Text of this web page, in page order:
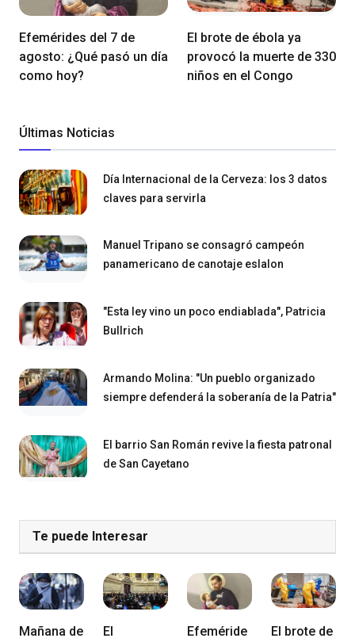
Efemérides del 7 de
agosto: ¿Qué pasó un día
como hoy?
El brote de ébola ya
provocó la muerte de 330
niños en el Congo
Últimas Noticias
Día Internacional de la Cerveza: los 3 datos
claves para servirla
Manuel Tripano se consagró campeón
panamericano de canotaje eslalon
"Esta ley vino un poco endiablada", Patricia
Bullrich
Armando Molina: "Un pueblo organizado
siempre defenderá la soberanía de la Patria"
El barrio San Román revive la fiesta patronal
de San Cayetano
Te puede Interesar
Mañana de
El
Efeméride
El brote de